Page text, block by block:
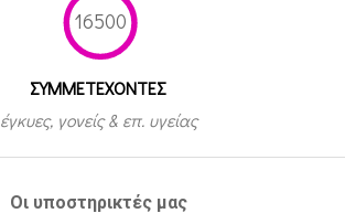
16500
ΣΥΜΜΕΤEΧΟΝΤΕΣ
έγκυες, γονείς & επ. υγείας
Οι υποστηρικτές μας